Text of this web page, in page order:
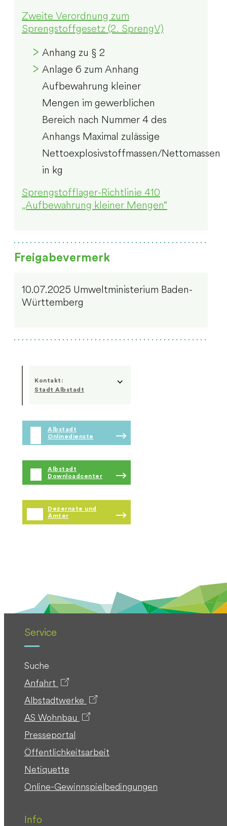
Zweite Verordnung zum
Sprengstoffgesetz (2. SprengV)
Anhang zu § 2
Anlage 6 zum Anhang
Aufbewahrung kleiner
Mengen im gewerblichen
Bereich nach Nummer 4 des
Anhangs Maximal zulässige
Nettoexplosivstoffmassen/Nettomassen
in kg
Sprengstofflager-Richtlinie 410
„Aufbewahrung kleiner Mengen“
Freigabevermerk
10.07.2025 Umweltministerium Baden-
Württemberg
Kontakt:
Stadt Albstadt
Albstadt
Onlinedienste
Albstadt
Downloadcenter
Dezernate und
Ämter
Service
Suche
Anfahrt
Albstadtwerke
AS Wohnbau
Presseportal
Öffentlichkeitsarbeit
Netiquette
Online-Gewinnspielbedingungen
Info